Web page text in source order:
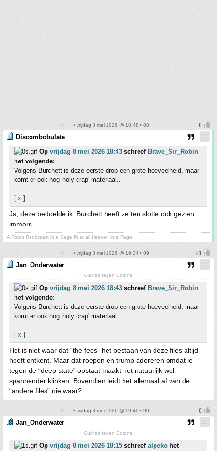
• vrijdag 8 mei 2026 @ 18:48 • 88
Discombobulate
Op vrijdag 8 mei 2026 18:43 schreef Brave_Sir_Robin
het volgende:
Volgens Burchett is deze eerste drop een grote hoeveelheid, maar
komt er ook nog 'holy crap' materiaal..
[ x ]
Ja, deze bedoelde ik. Burchett heeft ze ten slotte ook gezien
immers.
A Robin Redbreast in a Cage Puts all Heaven in a Rage.
• vrijdag 8 mei 2026 @ 19:34 • 89
Jan_Onderwater
Culinair tegen Corona
Op vrijdag 8 mei 2026 18:43 schreef Brave_Sir_Robin
het volgende:
Volgens Burchett is deze eerste drop een grote hoeveelheid, maar
komt er ook nog 'holy crap' materiaal..
[ x ]
Het is niet waar dat “the feds” het bestaan van deze files altijd
heeft ontkent. Maar dat roepen en trump adoreren omdat ie
tegen de “deep state” opstaat maakt het natuurlijk wel
spannender klinken. Bovendien leidt het allemaal af van de
“andere files” nietwaar?
• vrijdag 8 mei 2026 @ 19:40 • 90
Jan_Onderwater
Culinair tegen Corona
Op vrijdag 8 mei 2026 18:15 schreef alpeko het